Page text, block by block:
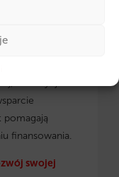
skorzystać z
pomagają
finansowania.
swojej